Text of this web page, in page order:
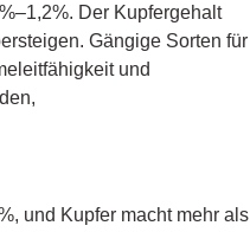
Der Kupfergehalt
Gängige Sorten für
und
und Kupfer macht mehr als